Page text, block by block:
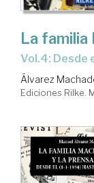
La familia
Vol.4:
Álvarez
Ediciones Rilke.